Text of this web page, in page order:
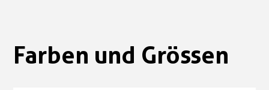
Farben und Grössen